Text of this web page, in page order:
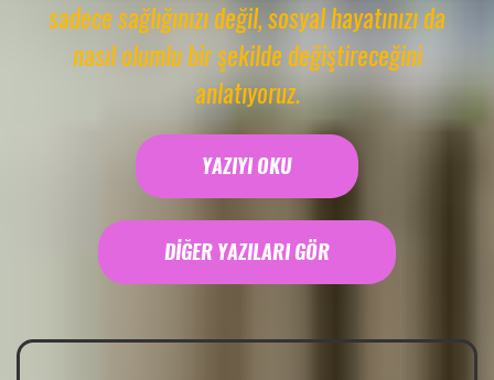
sadece sağlığınızı değil, sosyal hayatınızı da
nasıl olumlu bir şekilde değiştireceğini
anlatıyoruz.
YAZIYI OKU
DİĞER YAZILARI GÖR